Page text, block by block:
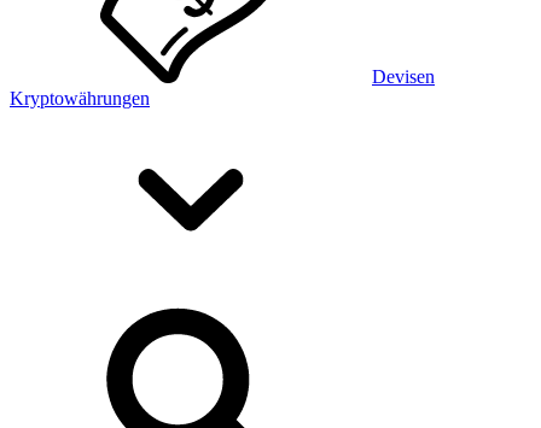
Devisen
Kryptowährungen